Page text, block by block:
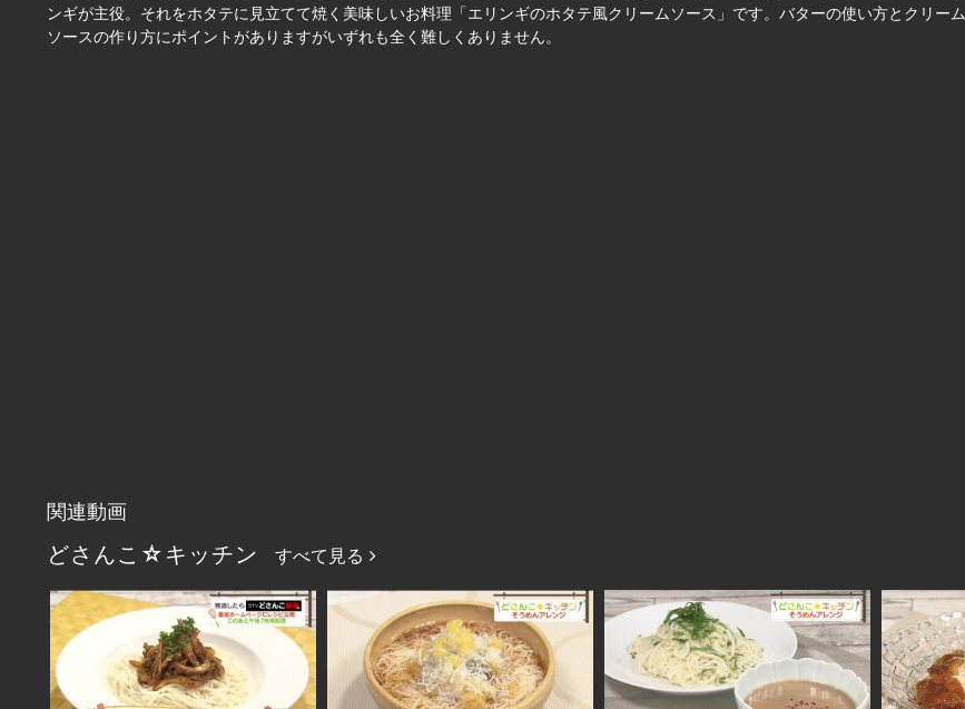
ンギが主役。それをホタテに見立てて焼く美味しいお料理「エリンギのホタテ風クリームソース」です。バターの使い方とクリーム
ソースの作り方にポイントがありますがいずれも全く難しくありません。
関連動画
どさんこ☆キッチン すべて見る